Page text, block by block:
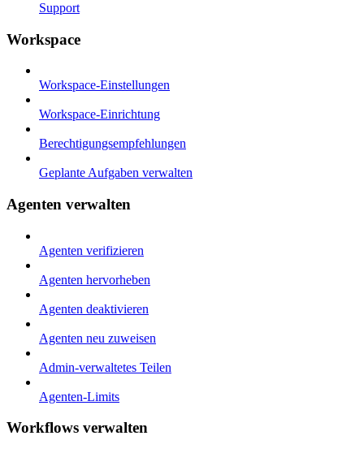
Support
Workspace
Workspace-Einstellungen
Workspace-Einrichtung
Berechtigungsempfehlungen
Geplante Aufgaben verwalten
Agenten verwalten
Agenten verifizieren
Agenten hervorheben
Agenten deaktivieren
Agenten neu zuweisen
Admin-verwaltetes Teilen
Agenten-Limits
Workflows verwalten